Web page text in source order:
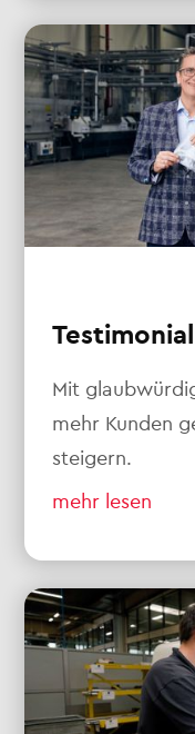
Mit
mehr Kunden
steigern.
mehr lesen